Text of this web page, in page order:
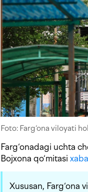
Foto: Farg‘ona viloyati
Farg‘onadagi uchta
Bojxona qo‘mitasi
Xususan, Farg‘ona